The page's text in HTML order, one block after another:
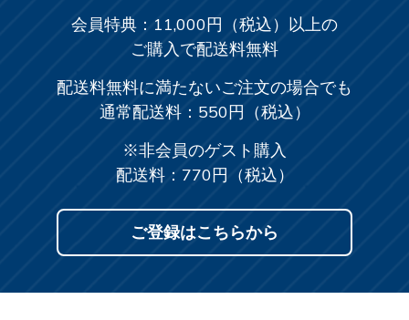
会員特典：11,000円（税込）以上の
ご購入で配送料無料
配送料無料に満たないご注文の場合でも
通常配送料：550円（税込）
※非会員のゲスト購入
配送料：770円（税込）
ご登録はこちらから